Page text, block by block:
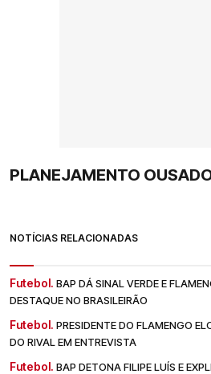
PLANEJAMENTO
NOTÍCIAS RELACIONADAS
Futebol. BAP DÁ SINAL VERDE E
DESTAQUE NO BRASILEIRÃO
Futebol. PRESIDENTE DO FLAMENGO
DO RIVAL EM ENTREVISTA
Futebol. BAP DETONA FILIPE LUÍS E